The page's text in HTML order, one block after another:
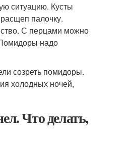
ситуацию. Кусты
палочку.
С перцами можно
надо
созреть помидоры.
холодных ночей,
Что делать,